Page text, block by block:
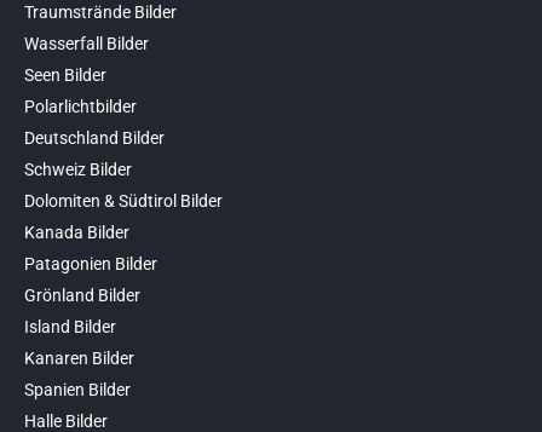
Traumstrände Bilder
Wasserfall Bilder
Seen Bilder
Polarlichtbilder
Deutschland Bilder
Schweiz Bilder
Dolomiten & Südtirol Bilder
Kanada Bilder
Patagonien Bilder
Grönland Bilder
Island Bilder
Kanaren Bilder
Spanien Bilder
Halle Bilder